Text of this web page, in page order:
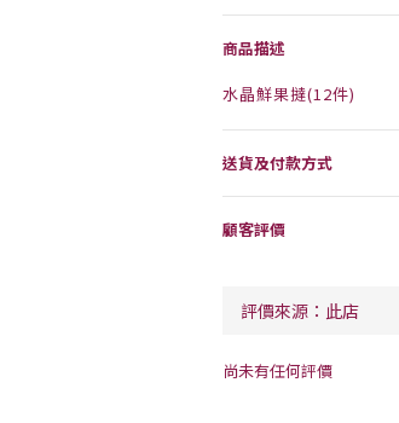
商品描述
水晶鮮果撻(12件)
送貨及付款方式
顧客評價
尚未有任何評價